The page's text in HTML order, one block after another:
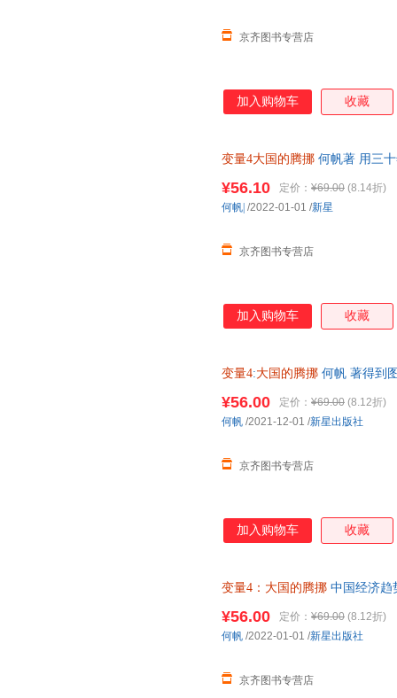
京齐图书专营店
加入购物车 收藏
变量4大国的腾挪 何帆著 用三
¥56.10 定价： ¥69.00 (8.14折)
京齐图书专营店
何帆| /2022-01-01 /新星
加入购物车 收藏
变量4:大国的腾挪 何帆 著得到
¥56.00 定价： ¥69.00 (8.12折)
京齐图书专营店
何帆 /2021-12-01 /新星出版社
加入购物车 收藏
变量4：大国的腾挪 中国经济趋
¥56.00 定价： ¥69.00 (8.12折)
京齐图书专营店
何帆 /2022-01-01 /新星出版社